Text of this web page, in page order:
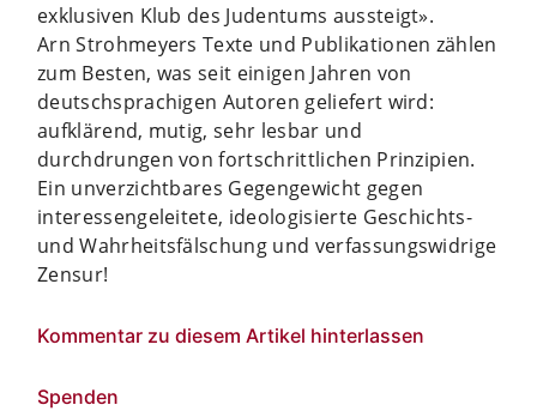
exklusiven Klub des Judentums aussteigt».
Arn Strohmeyers Texte und Publikationen zählen
zum Besten, was seit einigen Jahren von
deutschsprachigen Autoren geliefert wird:
aufklärend, mutig, sehr lesbar und
durchdrungen von fortschrittlichen Prinzipien.
Ein unverzichtbares Gegengewicht gegen
interessengeleitete, ideologisierte Geschichts-
und Wahrheitsfälschung und verfassungswidrige
Zensur!
Kommentar zu diesem Artikel hinterlassen
Spenden